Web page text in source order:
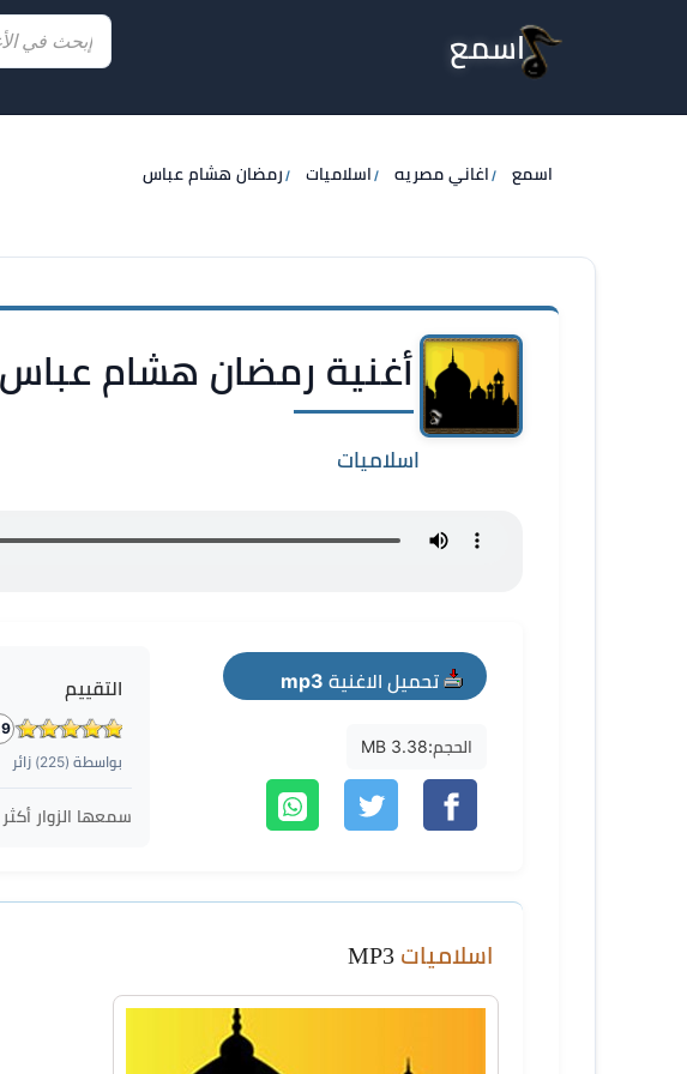
اسمع
اسمع اغاني مصريه اسلاميات رمضان هشام عباس
أغنية رمضان هشام عباس
اسلاميات
تحميل الاغنية mp3
الحجم:3.38 MB
التقييم
بواسطة (225) زائر
سمعها الزوار
اسلاميات